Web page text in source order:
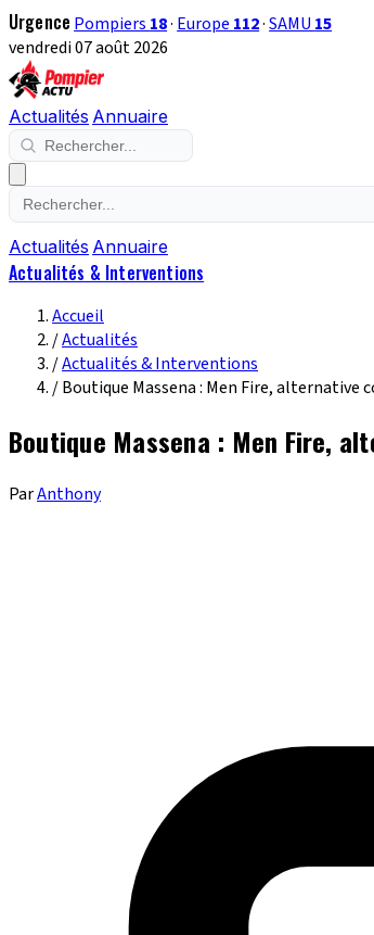
Urgence Pompiers 18· Europe 112·SAMU 15
vendredi 07 août 2026
Actualités Annuaire
Actualités Annuaire
Actualités & Interventions
Accueil
/Actualités
/Actualités & Interventions
/Boutique Massena : Men Fire, alternative
Boutique Massena : Men Fire,
ParAnthony